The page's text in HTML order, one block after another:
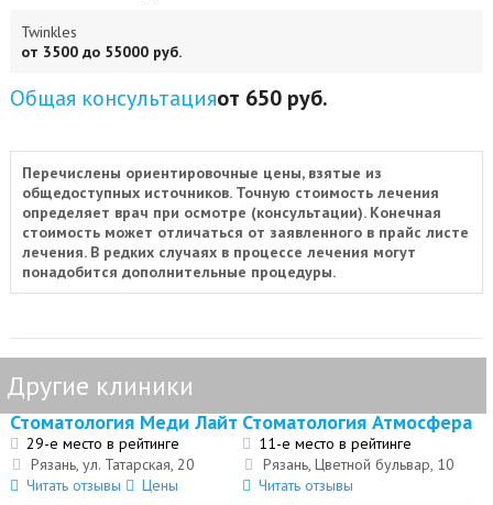
Twinkles
от 3500 до 55000 руб.
Общая консультацияот 650 руб.
Перечислены ориентировочные цены, взятые из
общедоступных источников. Точную стоимость лечения
определяет врач при осмотре (консультации). Конечная
стоимость может отличаться от заявленного в прайс листе
лечения. В редких случаях в процессе лечения могут
понадобится дополнительные процедуры.
Другие клиники
Стоматология Меди Лайт
29-е место в рейтинге
Рязань, ул. Татарская, 20
Читать отзывы
Цены
Стоматология Атмосфера
11-е место в рейтинге
Рязань, Цветной бульвар, 10
Читать отзывы